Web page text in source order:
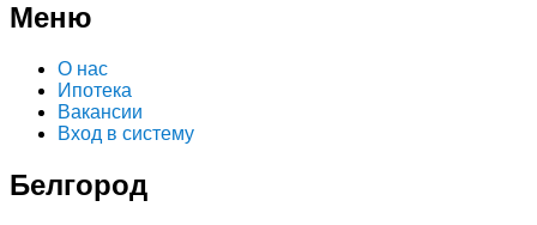
Меню
О нас
Ипотека
Вакансии
Вход в систему
Белгород